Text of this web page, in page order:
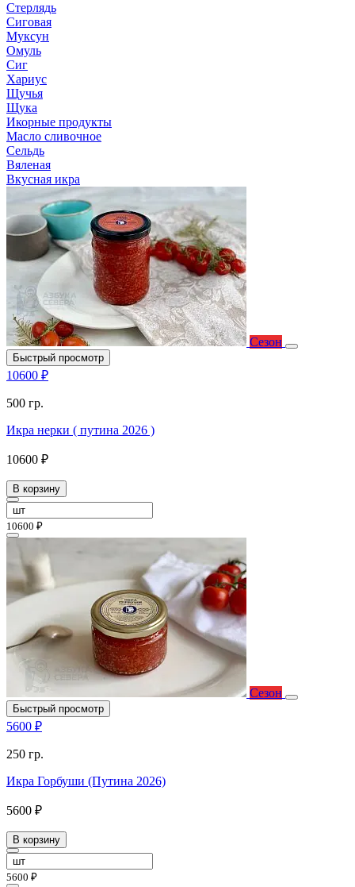
Стерлядь
Сиговая
Муксун
Омуль
Сиг
Хариус
Щучья
Щука
Икорные продукты
Масло сливочное
Сельдь
Вяленая
Вкусная икра
Сезон
Быстрый просмотр
10600 ₽
500 гр.
Икра нерки ( путина 2026 )
10600 ₽
В корзину
10600 ₽
Сезон
Быстрый просмотр
5600 ₽
250 гр.
Икра Горбуши (Путина 2026)
5600 ₽
В корзину
5600 ₽